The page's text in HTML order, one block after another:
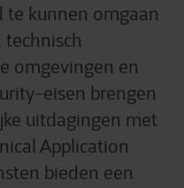
te kunnen omgaan
omgevingen en
eisen brengen
uitdagingen met
Application
bieden een